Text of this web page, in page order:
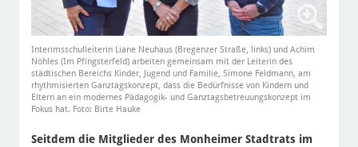
Interimsschulleiterin Liane Neuhaus (Bregenzer Straße, links) und Achim
Nöhles (Im Pfingsterfeld) arbeiten gemeinsam mit der Leiterin des
städtischen Bereichs Kinder, Jugend und Familie, Simone Feldmann, am
rhythmisierten Ganztagskonzept, dass die Bedürfnisse von Kindern und
Eltern an ein modernes Pädagogik- und Ganztagsbetreuungskonzept im
Fokus hat. Foto: Birte Hauke
Seitdem die Mitglieder des Monheimer Stadtrats im